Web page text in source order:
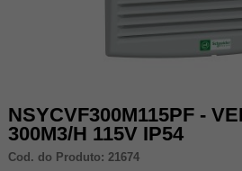
NSYCVF300M115PF -
300M3/H 115V IP54
Cod. do Produto: 21674